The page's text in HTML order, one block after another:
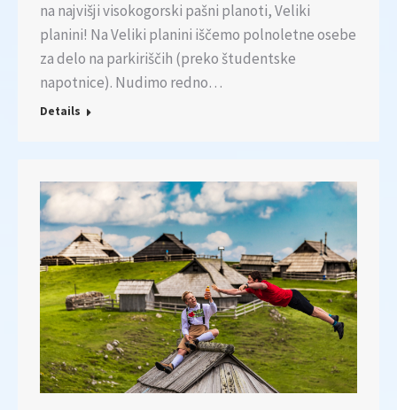
na najvišji visokogorski pašni planoti, Veliki
planini! Na Veliki planini iščemo polnoletne osebe
za delo na parkiriščih (preko študentske
napotnice). Nudimo redno…
Details